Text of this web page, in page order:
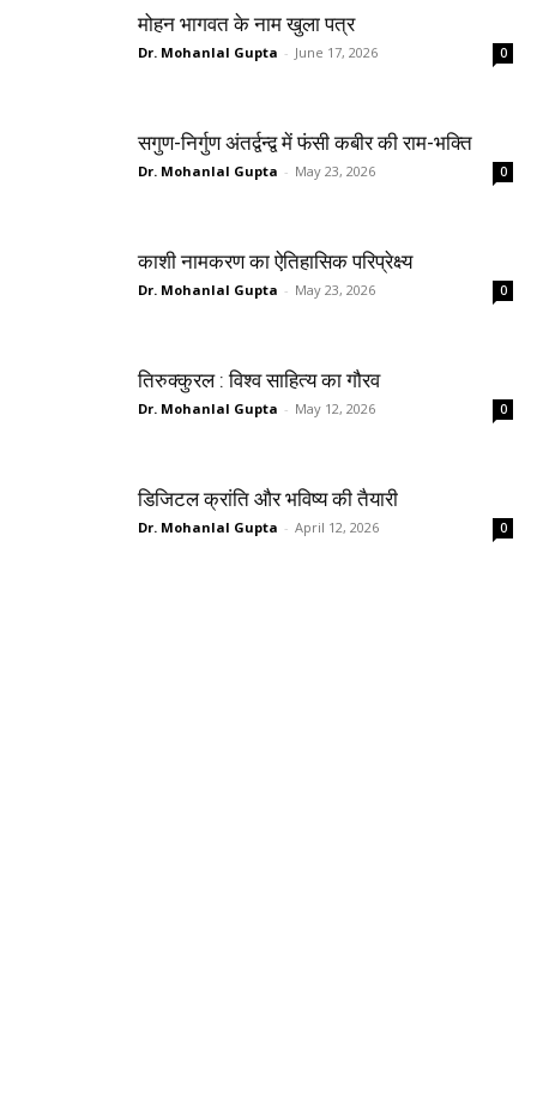
मोहन भागवत के नाम खुला पत्र
Dr. Mohanlal Gupta - June 17, 2026 0
सगुण-निर्गुण अंतर्द्वन्द्व में फंसी कबीर की राम-भक्ति
Dr. Mohanlal Gupta - May 23, 2026 0
काशी नामकरण का ऐतिहासिक परिप्रेक्ष्य
Dr. Mohanlal Gupta - May 23, 2026 0
तिरुक्कुरल : विश्व साहित्य का गौरव
Dr. Mohanlal Gupta - May 12, 2026 0
डिजिटल क्रांति और भविष्य की तैयारी
Dr. Mohanlal Gupta - April 12, 2026 0